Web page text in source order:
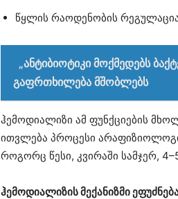
წყლის რაოდენობის
„ანტიბიოტიკი მოქმედებს
გაფრთხილება მშობლებს
ჰემოდიალიზი ამ ფუნქციების
ითვლება პროცესი
როგორც წესი, კვირაში სამჯერ,
ჰემოდიალიზის მექანიზმი